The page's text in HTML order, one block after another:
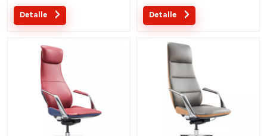
gama:Diseño original con
patente en China; Ergonómico
años de garantía;
Detalle
gama:Diseño original con
patente en China; Ergonómico
cables de diseño patentado; 5
años de garantía;
Detalle